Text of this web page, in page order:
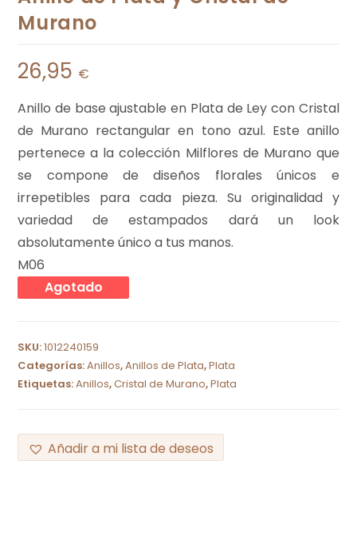
Murano
26,95 €
Anillo de base ajustable en Plata de Ley con Cristal
de Murano rectangular en tono azul. Este anillo
pertenece a la colección Milflores de Murano que
se compone de diseños florales únicos e
irrepetibles para cada pieza. Su originalidad y
variedad de estampados dará un look
absolutamente único a tus manos.
M06
Agotado
SKU:1012240159
Categorías:Anillos,Anillos de Plata,Plata
Etiquetas:Anillos,Cristal de Murano,Plata
Añadir a mi lista de deseos